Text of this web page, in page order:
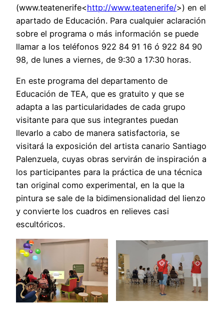
(www.teatenerife<http://www.teatenerife/>) en el
apartado de Educación. Para cualquier aclaración
sobre el programa o más información se puede
llamar a los teléfonos 922 84 91 16 ó 922 84 90
98, de lunes a viernes, de 9:30 a 17:30 horas.
En este programa del departamento de
Educación de TEA, que es gratuito y que se
adapta a las particularidades de cada grupo
visitante para que sus integrantes puedan
llevarlo a cabo de manera satisfactoria, se
visitará la exposición del artista canario Santiago
Palenzuela, cuyas obras servirán de inspiración a
los participantes para la práctica de una técnica
tan original como experimental, en la que la
pintura se sale de la bidimensionalidad del lienzo
y convierte los cuadros en relieves casi
escultóricos.